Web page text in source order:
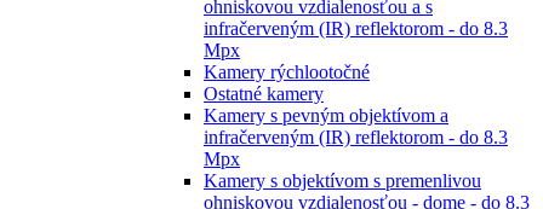
ohniskovou vzdialenosťou a s
infračerveným (IR) reflektorom - do 8.3
Mpx
Kamery rýchlootočné
Ostatné kamery
Kamery s pevným objektívom a
infračerveným (IR) reflektorom - do 8.3
Mpx
Kamery s objektívom s premenlivou
ohniskovou vzdialenosťou - dome - do 8.3